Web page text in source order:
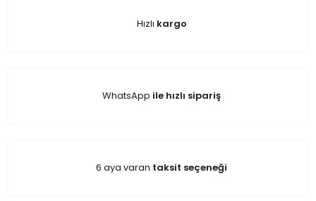
Hızlı kargo
WhatsApp ile hızlı sipariş
6 aya varan taksit seçeneği